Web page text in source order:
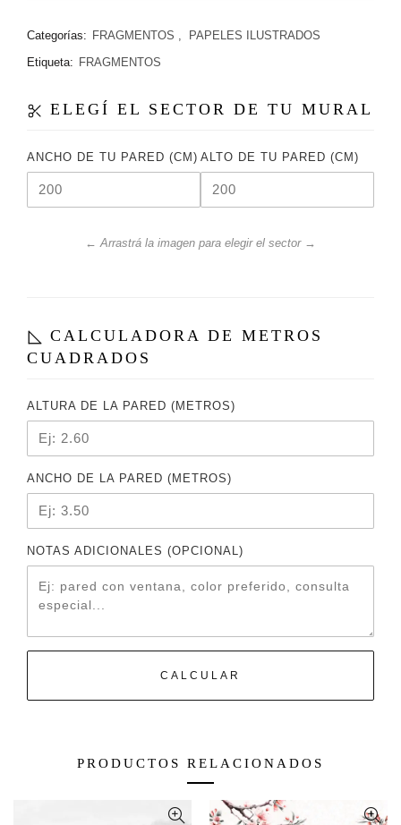
Categorías: FRAGMENTOS ,
PAPELES ILUSTRADOS
Etiqueta: FRAGMENTOS
ELEGÍ EL SECTOR DE TU MURAL
ANCHO DE TU PARED (CM) ALTO DE TU PARED (CM)
← Arrastrá la imagen para elegir el sector →
CALCULADORA DE METROS
CUADRADOS
ALTURA DE LA PARED (METROS)
ANCHO DE LA PARED (METROS)
NOTAS ADICIONALES (OPCIONAL)
CALCULAR
PRODUCTOS RELACIONADOS